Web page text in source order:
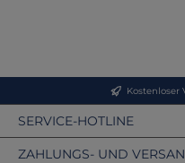
Kostenloser
SERVICE-HOTLINE
ZAHLUNGS- UND